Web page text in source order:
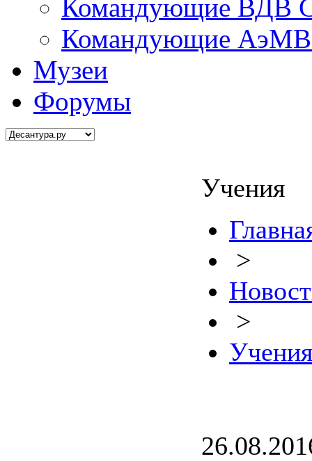
Командующие ВДВ
Командующие АэМВ
Музеи
Форумы
Учения
>
>
Учения